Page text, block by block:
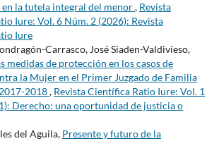
la tutela integral del menor, Revista
Iure: Vol. 6 Núm. 2 (2026): Revista
Iure
Carrasco, José Siaden-Valdivieso,
medidas de protección en los casos de
la Mujer en el Primer Juzgado de Familia
2018, Revista Científica Ratio Iure: Vol. 1
Derecho: una oportunidad de justicia o
del Aguila, Presente y futuro de la